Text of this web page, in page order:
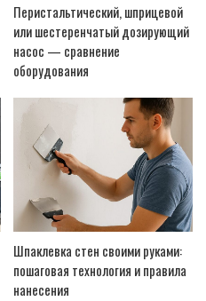
Перистальтический, шприцевой
или шестеренчатый дозирующий
насос — сравнение
оборудования
Шпаклевка стен своими руками:
пошаговая технология и правила
нанесения